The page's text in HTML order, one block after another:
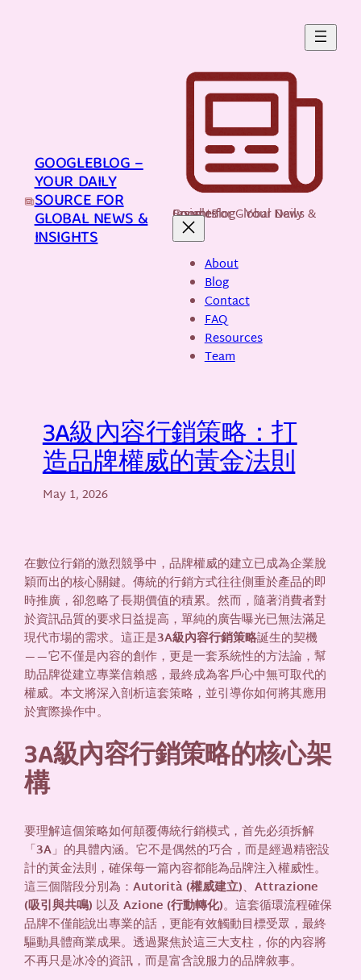
GOOGLEBLOG –
YOUR DAILY
SOURCE FOR
GLOBAL NEWS &
INSIGHTS
GoogleBlog - Your Daily Source for Global News & Insights
About
Blog
Contact
FAQ
Resources
Team
3A級內容行銷策略：打
造品牌權威的黃金法則
May 1, 2026
在數位行銷的激烈競爭中，品牌權威的建立已成為企業脫
穎而出的核心關鍵。傳統的行銷方式往往側重於產品的即
時推廣，卻忽略了長期價值的積累。然而，隨著消費者對
於資訊品質的要求日益提高，單純的廣告曝光已無法滿足
現代市場的需求。這正是3A級內容行銷策略誕生的契機
——它不僅是內容的創作，更是一套系統性的方法論，幫
助品牌從建立專業信賴感，最終成為客戶心中無可取代的
權威。本文將深入剖析這套策略，並引導你如何將其應用
於實際操作中。
3A級內容行銷策略的核心架
構
要理解這個策略如何顛覆傳統行銷模式，首先必須拆解
「3A」的具體內涵。它不是偶然的巧合，而是經過精密設
計的黃金法則，確保每一篇內容都能為品牌注入權威性。
這三個階段分別為：Autorità (權威建立)、Attrazione
(吸引與共鳴) 以及Azione (行動轉化)。這套循環流程確保
品牌不僅能說出專業的話，更能有效觸動目標受眾，最終
驅動具體商業成果。透過聚焦於這三大支柱，你的內容將
不再只是冰冷的資訊，而是富含說服力的品牌敘事。